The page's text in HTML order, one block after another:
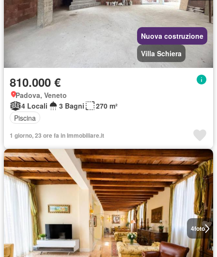
Nuova costruzione
Villa Schiera
810.000 €
Padova, Veneto
4 Locali
3 Bagni
270 m²
Piscina
1 giorno, 23 ore fa in Immobiliare.it
4foto